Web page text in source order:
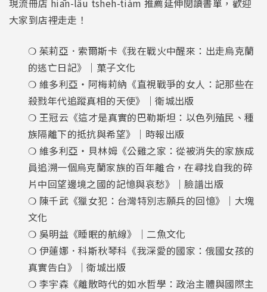
現流冊店 hiān-lâu tsheh-tiàm 推薦延伸閱讀書單，歡迎
大家到店裡走走！
❍ 茱莉亞．索爾斯卡《我在戰火中醒來：出走烏克蘭
的逃亡日記》｜菓子文化
❍ 維多利亞・阿梅莉納《直視戰爭的女人：記那些在
殺戮年代追蹤真相的天使》｜衛城出版
❍ 王冠云《這才是真實的巴勒斯坦：以色列殖民、種
族隔離下的抵抗與希望》｜時報出版
❍ 維多利亞‧貝林姆《公雞之家：從被消失的家族成
員追溯一個烏克蘭家族的百年離合，在尋找自我的碎
片中回望邊境之國的記憶與哀愁》｜臉譜出版
❍ 陳千武《獵女犯：台灣特別志願兵的回憶》｜大塊
文化
❍ 吳明益《睡眠的航線》｜二魚文化
❍ 伊蓮娜．科斯秋琴科《我深愛的國家：俄國女孩的
真實告白》｜衛城出版
❍ 李宇森《離散時代的如水哲學：政治主體與國際主